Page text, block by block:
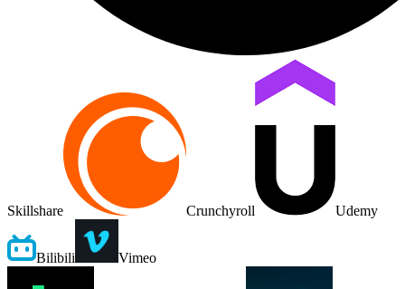
Skillshare Crunchyroll Udemy
Bilibili Vimeo